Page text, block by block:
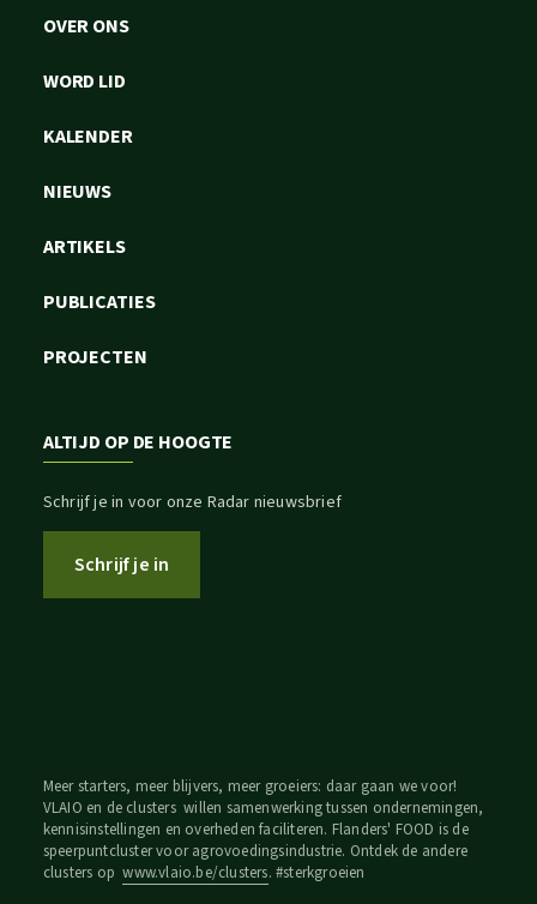
OVER ONS
WORD LID
KALENDER
NIEUWS
ARTIKELS
PUBLICATIES
PROJECTEN
ALTIJD OP DE HOOGTE
Schrijf je in voor onze Radar nieuwsbrief
Schrijf je in
Meer starters, meer blijvers, meer groeiers: daar gaan we voor!
VLAIO en de clusters willen samenwerking tussen ondernemingen,
kennisinstellingen en overheden faciliteren. Flanders' FOOD is de
speerpuntcluster voor agrovoedingsindustrie. Ontdek de andere
clusters opwww.vlaio.be/clusters. #sterkgroeien